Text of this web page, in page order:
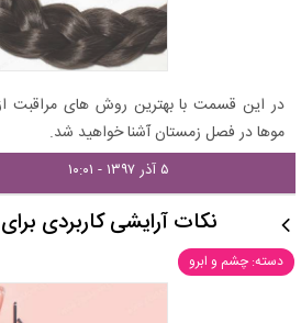
در این قسمت با بهترین روش های مراقبت
موها در فصل زمستان آشنا خواهید شد.
۵ آذر ۱۳۹۷ - ۱۰:۰۱
نکات آرایشی کاربردی
دسته: چشم و ابرو